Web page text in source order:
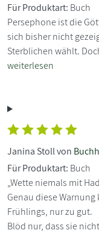
Für Produktart: Buch
Persephone ist die
sich bisher nicht
Sterblichen wählt.
weiterlesen
Janina Stoll von
Für Produktart: Buch
„Wette niemals mit
Genau diese
Frühlings, nur zu gut.
Blöd nur, dass sie